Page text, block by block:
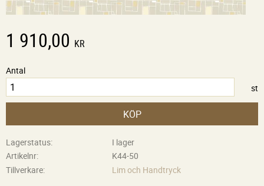
1 910,00 KR
Antal
st
KÖP
Lagerstatus
I lager
Artikelnr
K44-50
Tillverkare
Lim och Handtryck